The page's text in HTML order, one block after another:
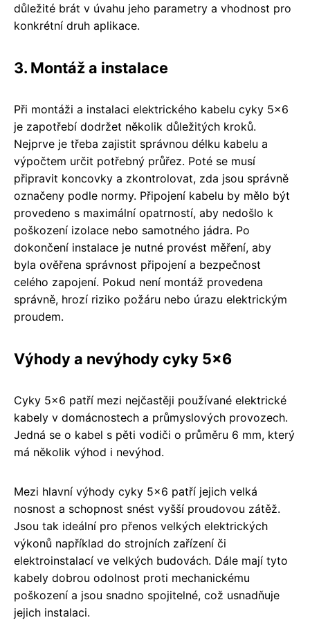
důležité brát v úvahu jeho parametry a vhodnost pro
konkrétní druh aplikace.
3. Montáž a instalace
Při montáži a instalaci elektrického kabelu cyky 5x6
je zapotřebí dodržet několik důležitých kroků.
Nejprve je třeba zajistit správnou délku kabelu a
výpočtem určit potřebný průřez. Poté se musí
připravit koncovky a zkontrolovat, zda jsou správně
označeny podle normy. Připojení kabelu by mělo být
provedeno s maximální opatrností, aby nedošlo k
poškození izolace nebo samotného jádra. Po
dokončení instalace je nutné provést měření, aby
byla ověřena správnost připojení a bezpečnost
celého zapojení. Pokud není montáž provedena
správně, hrozí riziko požáru nebo úrazu elektrickým
proudem.
Výhody a nevýhody cyky 5x6
Cyky 5x6 patří mezi nejčastěji používané elektrické
kabely v domácnostech a průmyslových provozech.
Jedná se o kabel s pěti vodiči o průměru 6 mm, který
má několik výhod i nevýhod.
Mezi hlavní výhody cyky 5x6 patří jejich velká
nosnost a schopnost snést vyšší proudovou zátěž.
Jsou tak ideální pro přenos velkých elektrických
výkonů například do strojních zařízení či
elektroinstalací ve velkých budovách. Dále mají tyto
kabely dobrou odolnost proti mechanickému
poškození a jsou snadno spojitelné, což usnadňuje
jejich instalaci.